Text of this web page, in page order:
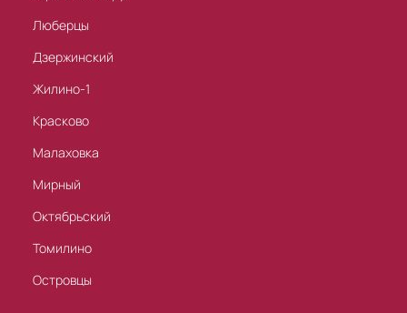
Люберцы
Дзержинский
Жилино-1
Красково
Малаховка
Мирный
Октябрьский
Томилино
Островцы